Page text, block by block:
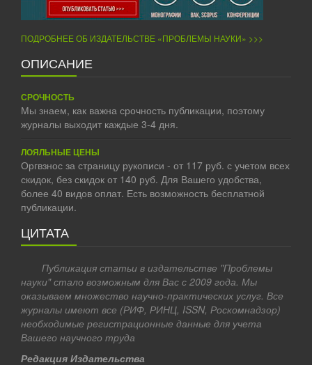
ПОДРОБНЕЕ ОБ ИЗДАТЕЛЬСТВЕ «ПРОБЛЕМЫ НАУКИ» >>>
ОПИСАНИЕ
СРОЧНОСТЬ
Мы знаем, как важна срочность публикации, поэтому
журналы выходит каждые 3-4 дня.
ЛОЯЛЬНЫЕ ЦЕНЫ
Оргвзнос за страницу рукописи - от 117 руб. с учетом всех
скидок, без скидок от 140 руб. Для Вашего удобства,
более 40 видов оплат. Есть возможность бесплатной
публикации.
ЦИТАТА
Публикация статьи в издательстве "Проблемы
науки" стало возможным для Вас с 2009 года. Мы
оказываем множество научно-практических услуг. Все
журналы имеют все (РИФ, РИНЦ, ISSN, Роскомнадзор)
необходимые регистрационные данные для учета
Вашего научного труда
Редакция Издательства